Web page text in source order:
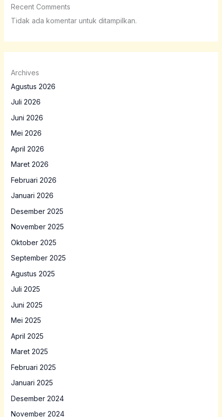
Recent Comments
Tidak ada komentar untuk ditampilkan.
Archives
Agustus 2026
Juli 2026
Juni 2026
Mei 2026
April 2026
Maret 2026
Februari 2026
Januari 2026
Desember 2025
November 2025
Oktober 2025
September 2025
Agustus 2025
Juli 2025
Juni 2025
Mei 2025
April 2025
Maret 2025
Februari 2025
Januari 2025
Desember 2024
November 2024